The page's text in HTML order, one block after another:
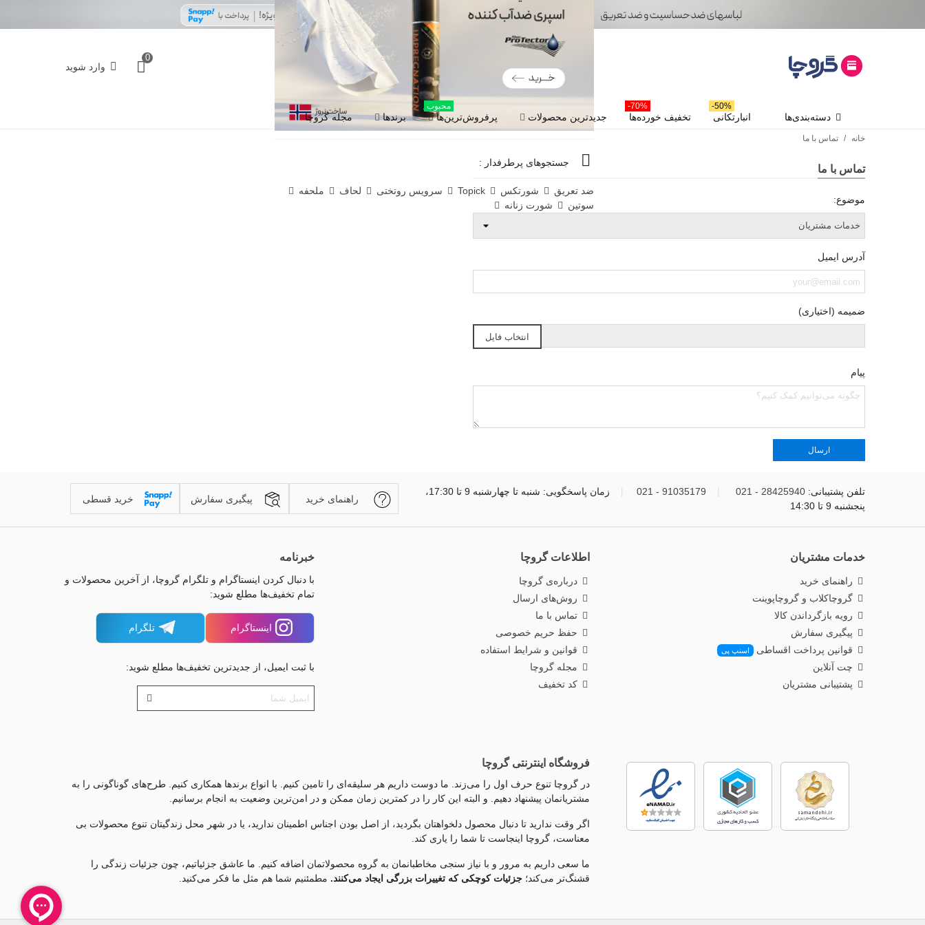
جستجوهای پرطرفدار :
ضد تعریق شورتکس Topick سرویس روتختی لحاف
ملحفه
سوتین
شورت زنانه
0
وارد شوید
دسته‌بندی‌ها انبارتکانی
50%-
تخفیف خورده‌ها
70%-
جدیدترین محصولات پرفروش‌ترین‌ها
محبوب
برندها مجله گروچا
خانه / تماس با ما
تماس با ما
موضوع:
آدرس ایمیل
ضمیمه (اختیاری)
انتخاب فایل
پیام
تلفن پشتیبانی: 28425940 - 021
91035179 - 021
زمان پاسخگویی: شنبه تا چهارشنبه 9 تا 17:30،
پنجشنبه 9 تا 14:30
راهنمای خرید پیگیری سفارش خرید قسطی
خدمات مشتریان
راهنمای خرید
گروچاکلاب و گروچاپوینت
رویه بازگرداندن کالا
پیگیری سفارش
قوانین پرداخت اقساطی
اسنپ پی
چت آنلاین
پشتیبانی مشتریان
اطلاعات گروچا
درباره‌ی گروچا
روش‌های ارسال
تماس با ما
حفظ حریم خصوصی
قوانین و شرایط استفاده
مجله گروچا
کد تخفیف
خبرنامه
با دنبال کردن اینستاگرام و تلگرام گروچا، از آخرین محصولات و
تمام تخفیف‌ها مطلع شوید:
اینستاگرام تلگرام
با ثبت ایمیل، از جدیدترین تخفیف‌ها مطلع شوید:
فروشگاه اینترنتی گروچا
در گروچا تنوع حرف اول را می‌زند. ما دوست داریم هر سلیقه‌ای را تامین کنیم. با انواع برندها همکاری کنیم. طرح‌های گوناگونی را به
مشتریانمان پیشنهاد دهیم. و البته این کار را در کمترین زمان ممکن و در امن‌ترین وضعیت به انجام برسانیم.
اگر وقت ندارید تا دنبال محصول دلخواهتان بگردید، از اصل بودن اجناس اطمینان ندارید، یا در شهر محل زندگیتان تنوع محصولات بی
معناست، گروچا اینجاست تا شما را یاری کند.
ما سعی داریم به مرور و با نیاز سنجی مخاطبانمان به گروه محصولاتمان اضافه کنیم. ما عاشق جزئياتیم، چون جزئيات زندگی را
قشنگ‌تر می‌کند؛ جزئیات کوچکی که تغییرات بزرگی ایجاد می‌کنند. مطمئنیم شما هم مثل ما فکر می‌کنید.